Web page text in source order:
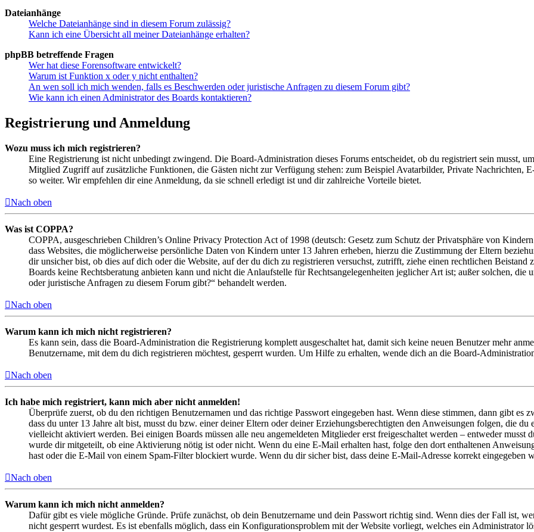
Dateianhänge
Welche Dateianhänge sind in diesem Forum zulässig?
Kann ich eine Übersicht all meiner Dateianhänge erhalten?
phpBB betreffende Fragen
Wer hat diese Forensoftware entwickelt?
Warum ist Funktion x oder y nicht enthalten?
An wen soll ich mich wenden, falls es Beschwerden oder juristische Anfragen zu diesem Forum gibt?
Wie kann ich einen Administrator des Boards kontaktieren?
Registrierung und Anmeldung
Wozu muss ich mich registrieren?
Eine Registrierung ist nicht unbedingt zwingend. Die Board-Administration dieses Forums entscheidet, ob du registriert sein musst,
Mitglied Zugriff auf zusätzliche Funktionen, die Gästen nicht zur Verfügung stehen: zum Beispiel Avatarbilder, Private Nachrichten,
so weiter. Wir empfehlen dir eine Anmeldung, da sie schnell erledigt ist und dir zahlreiche Vorteile bietet.
Nach oben
Was ist COPPA?
COPPA, ausgeschrieben Children’s Online Privacy Protection Act of 1998 (deutsch: Gesetz zum Schutz der Privatsphäre von
dass Websites, die möglicherweise persönliche Daten von Kindern unter 13 Jahren erheben, hierzu die Zustimmung der Eltern
dir unsicher bist, ob dies auf dich oder die Website, auf der du dich zu registrieren versuchst, zutrifft, ziehe einen rechtlichen
Boards keine Rechtsberatung anbieten kann und nicht die Anlaufstelle für Rechtsangelegenheiten jeglicher Art ist; außer solchen,
oder juristische Anfragen zu diesem Forum gibt?“ behandelt werden.
Nach oben
Warum kann ich mich nicht registrieren?
Es kann sein, dass die Board-Administration die Registrierung komplett ausgeschaltet hat, damit sich keine neuen Benutzer mehr
Benutzername, mit dem du dich registrieren möchtest, gesperrt wurden. Um Hilfe zu erhalten, wende dich an die Board-
Nach oben
Ich habe mich registriert, kann mich aber nicht anmelden!
Überprüfe zuerst, ob du den richtigen Benutzernamen und das richtige Passwort eingegeben hast. Wenn diese stimmen, dann gibt es
dass du unter 13 Jahre alt bist, musst du bzw. einer deiner Eltern oder deiner Erziehungsberechtigten den Anweisungen folgen, die
vielleicht aktiviert werden. Bei einigen Boards müssen alle neu angemeldeten Mitglieder erst freigeschaltet werden – entweder musst
wurde dir mitgeteilt, ob eine Aktivierung nötig ist oder nicht. Wenn du eine E-Mail erhalten hast, folge den dort enthaltenen
hast oder die E-Mail von einem Spam-Filter blockiert wurde. Wenn du dir sicher bist, dass deine E-Mail-Adresse korrekt eingegeben
Nach oben
Warum kann ich mich nicht anmelden?
Dafür gibt es viele mögliche Gründe. Prüfe zunächst, ob dein Benutzername und dein Passwort richtig sind. Wenn dies der Fall ist,
nicht gesperrt wurdest. Es ist ebenfalls möglich, dass ein Konfigurationsproblem mit der Website vorliegt, welches ein Administrator